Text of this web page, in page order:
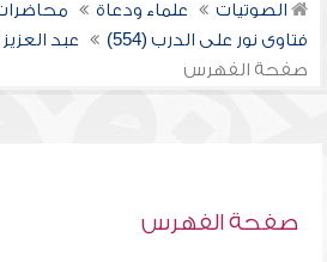
الصوتيات علماء ودعاة
فتاوى نور على الدرب (554)
عبد العزيز
صفحة الفهرس
صفحة الفهرس